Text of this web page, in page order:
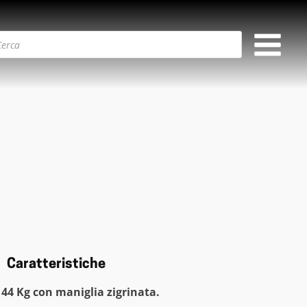
Caratteristiche
Kg con maniglia zigrinata.